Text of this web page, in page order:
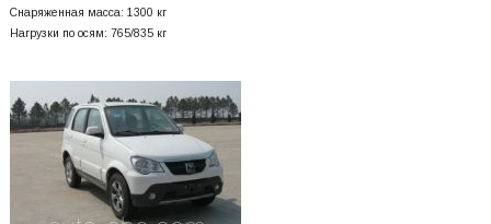
Снаряженная масса: 1300 кг
Нагрузки по осям: 765/835 кг